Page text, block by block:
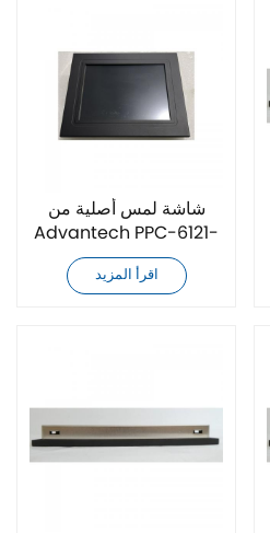
شاشة لمس أصلية من
Advantech PPC-6121-
R8IA
اقرأ المزيد